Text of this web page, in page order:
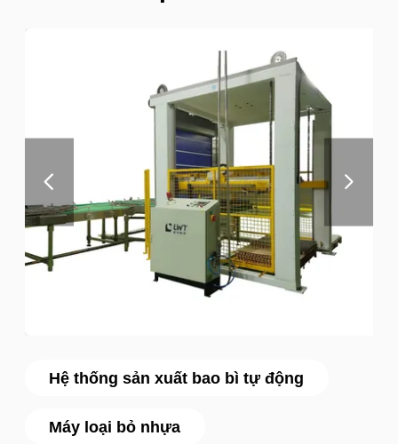
Hệ thống sản xuất bao bì tự động
Máy loại bỏ nhựa